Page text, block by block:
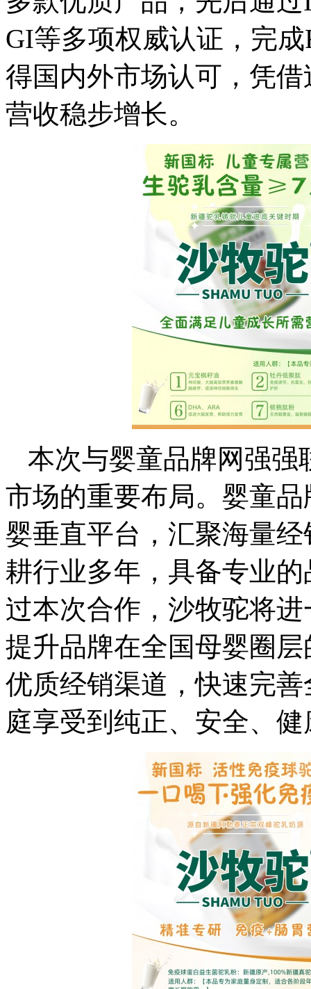
GI等多项权威认证，完
得国内外市场认可，凭
营收稳步增长。
本次与婴童品牌网强强
市场的重要布局。婴童
婴垂直平台，汇聚海量
耕行业多年，具备专业
过本次合作，沙牧驼将
提升品牌在全国母婴圈
优质经销渠道，快速完
庭享受到纯正、安全、